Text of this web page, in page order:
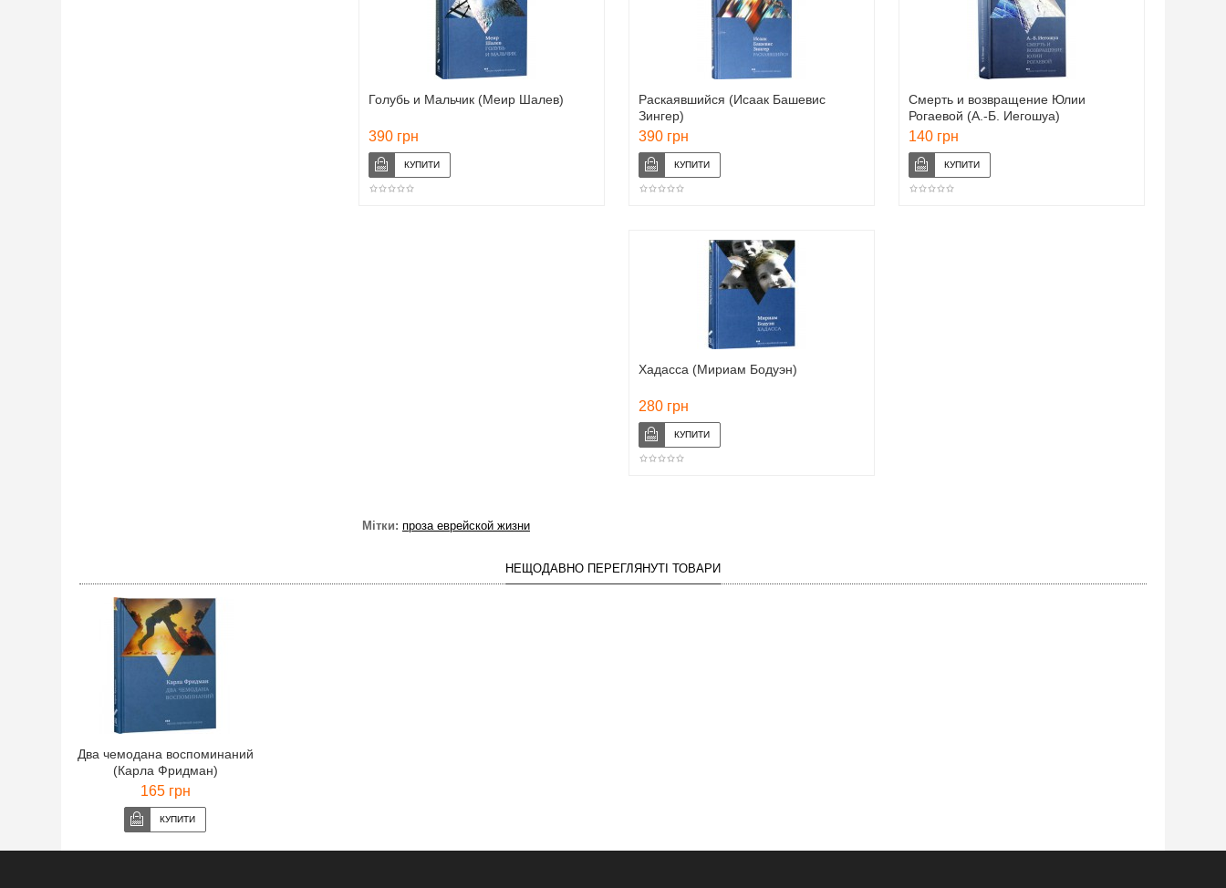
Голубь и Мальчик (Меир Шалев)
390 грн
Раскаявшийся (Исаак Башевис
Зингер)
390 грн
Смерть и возвращение Юлии
Рогаевой (А.-Б. Иегошуа)
140 грн
Хадасса (Мириам Бодуэн)
280 грн
Мітки: проза еврейской жизни
НЕЩОДАВНО ПЕРЕГЛЯНУТІ ТОВАРИ
Два чемодана воспоминаний
(Карла Фридман)
165 грн